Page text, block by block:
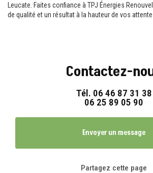
Leucate. Faites confiance à TPJ Énergies
de qualité et un résultat à la hauteur de vos
Contactez-
Tél. 06 46 87 31 38
06 25 89 05 90
Envoyer un message
Partagez cette page